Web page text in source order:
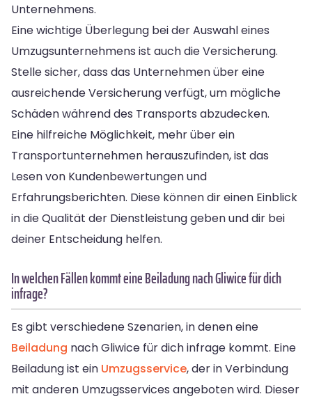
Unternehmens.
Eine wichtige Überlegung bei der Auswahl eines
Umzugsunternehmens ist auch die Versicherung.
Stelle sicher, dass das Unternehmen über eine
ausreichende Versicherung verfügt, um mögliche
Schäden während des Transports abzudecken.
Eine hilfreiche Möglichkeit, mehr über ein
Transportunternehmen herauszufinden, ist das
Lesen von Kundenbewertungen und
Erfahrungsberichten. Diese können dir einen Einblick
in die Qualität der Dienstleistung geben und dir bei
deiner Entscheidung helfen.
In welchen Fällen kommt eine Beiladung nach Gliwice für dich
infrage?
Es gibt verschiedene Szenarien, in denen eine
Beiladung nach Gliwice für dich infrage kommt. Eine
Beiladung ist ein Umzugsservice, der in Verbindung
mit anderen Umzugsservices angeboten wird. Dieser